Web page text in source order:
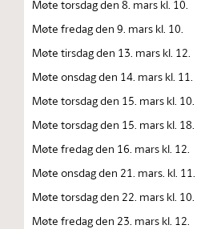
Møte torsdag den 8. mars kl. 10.
Møte fredag den 9. mars kl. 10.
Møte tirsdag den 13. mars kl. 12.
Møte onsdag den 14. mars kl. 11.
Møte torsdag den 15. mars kl. 10.
Møte torsdag den 15. mars kl. 18.
Møte fredag den 16. mars kl. 12.
Møte onsdag den 21. mars. kl. 11.
Møte torsdag den 22. mars kl. 10.
Møte fredag den 23. mars kl. 12.